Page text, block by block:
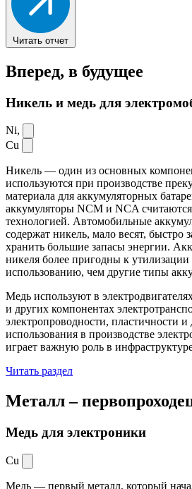
Читать отчет
Вперед, в будущее
Никель и медь для
Ni,
Cu
Никель — один из основных
используются при производстве
материала для аккумуляторных
аккумуляторы NCM и NCA
технологией. Автомобильные
содержат никель, мало весят, быстро
хранить большие запасы энергии.
никеля более пригодны к
использованию, чем другие типы
Медь используют в
и других компонентах
электропроводности, пластичности
использования в производстве
играет важную роль в
Читать раздел
Металл –
Медь для электроники
Cu
Медь — первый металл, который